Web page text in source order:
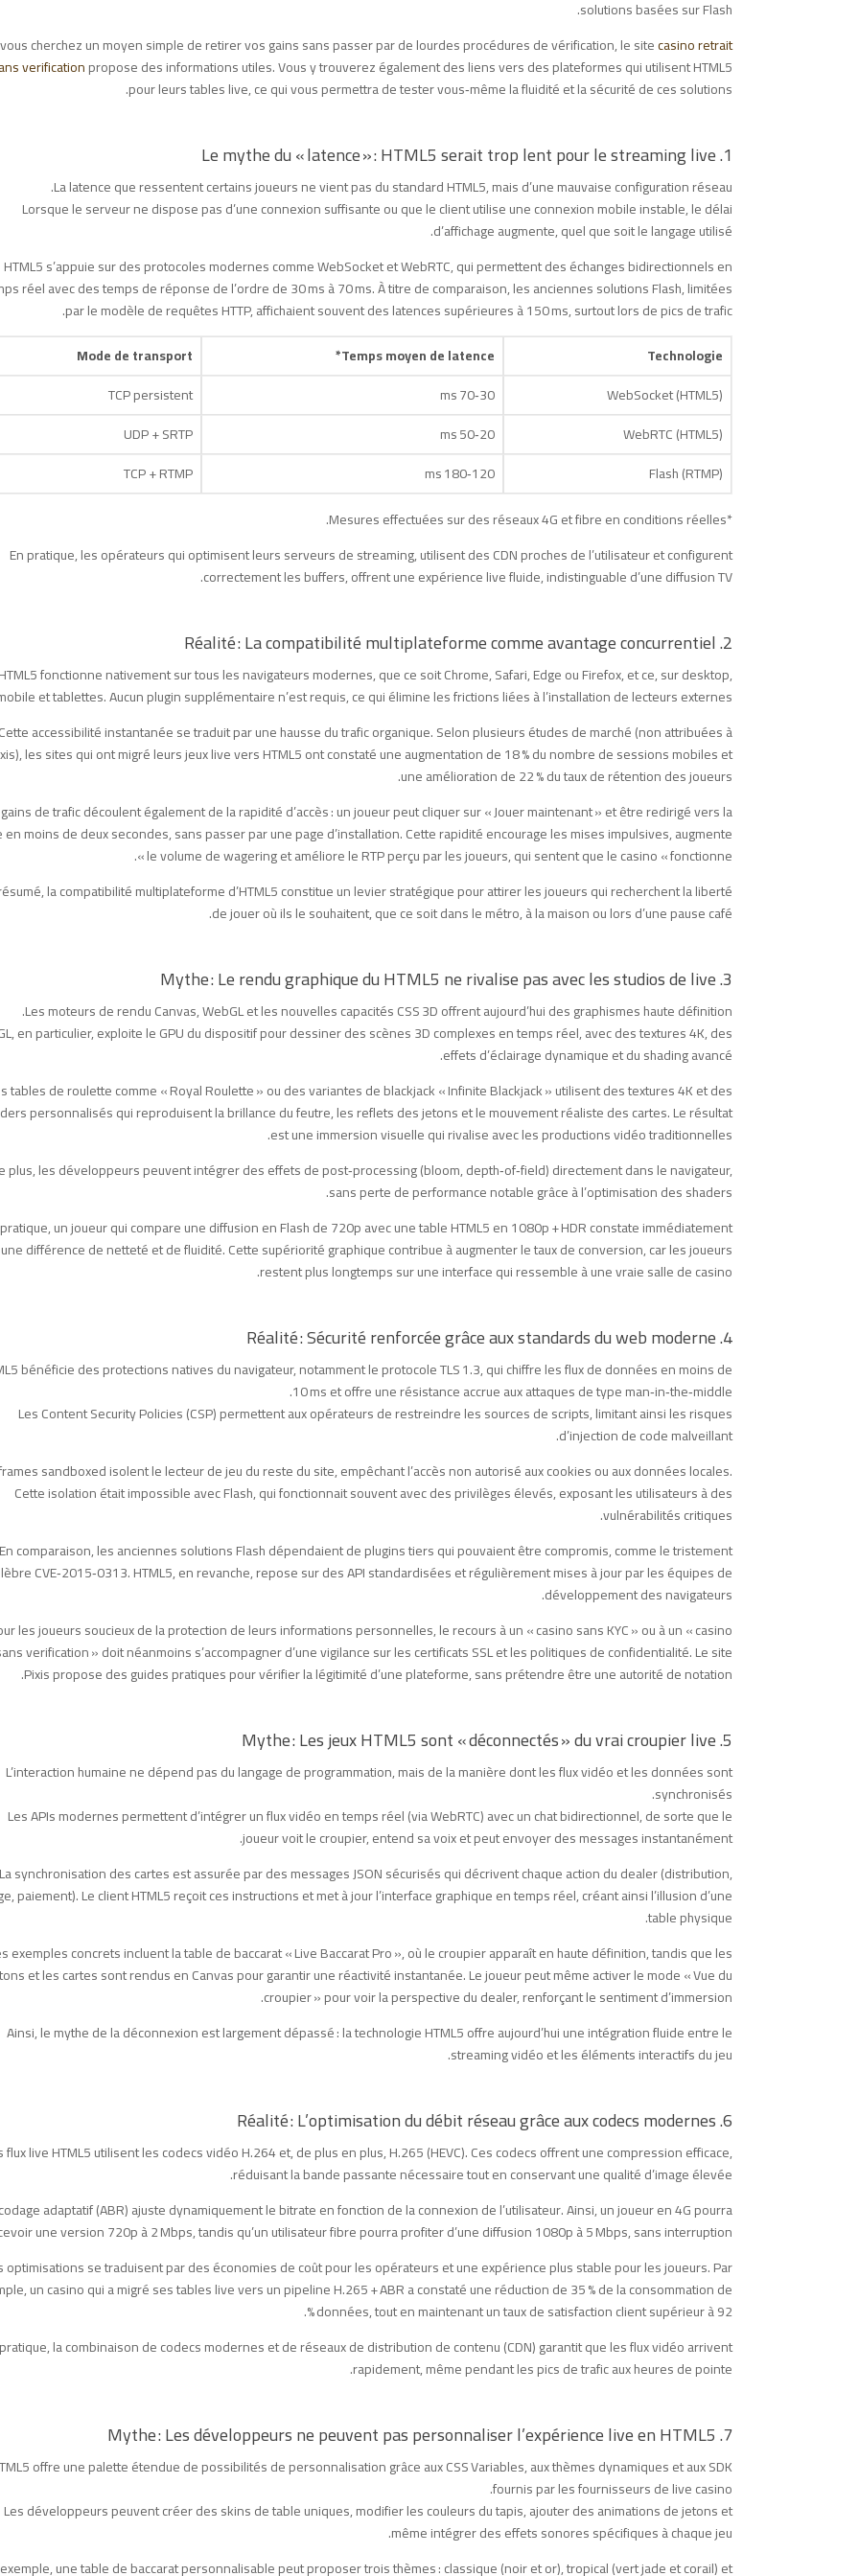
solutions basées sur Flash.
cherchez un moyen simple de retirer vos gains sans passer par de lourdes procédures de vérification, le sitecasino retrait
verificationpropose des informations utiles. Vous y trouverez également des liens vers des plateformes qui utilisent HTML5
pour leurs tables live, ce qui vous permettra de tester vous‑même la fluidité et la sécurité de ces solutions.
1. Le mythe du « latence » : HTML5 serait trop lent pour le streaming live
La latence que ressentent certains joueurs ne vient pas du standard HTML5, mais d’une mauvaise configuration réseau.
Lorsque le serveur ne dispose pas d’une connexion suffisante ou que le client utilise une connexion mobile instable, le délai
d’affichage augmente, quel que soit le langage utilisé.
HTML5 s’appuie sur des protocoles modernes comme WebSocket et WebRTC, qui permettent des échanges bidirectionnels en
réel avec des temps de réponse de l’ordre de 30 ms à 70 ms. À titre de comparaison, les anciennes solutions Flash, limitées
par le modèle de requêtes HTTP, affichaient souvent des latences supérieures à 150 ms, surtout lors de pics de trafic.
Technologie
Temps moyen de latence*
Mode de transport
WebSocket (HTML5)
30‑70 ms
TCP persistent
WebRTC (HTML5)
20‑50 ms
UDP + SRTP
Flash (RTMP)
120‑180 ms
TCP + RTMP
*Mesures effectuées sur des réseaux 4G et fibre en conditions réelles.
En pratique, les opérateurs qui optimisent leurs serveurs de streaming, utilisent des CDN proches de l’utilisateur et configurent
correctement les buffers, offrent une expérience live fluide, indistinguable d’une diffusion TV.
2. Réalité : La compatibilité multiplateforme comme avantage concurrentiel
fonctionne nativement sur tous les navigateurs modernes, que ce soit Chrome, Safari, Edge ou Firefox, et ce, sur desktop,
et tablettes. Aucun plugin supplémentaire n’est requis, ce qui élimine les frictions liées à l’installation de lecteurs externes.
accessibilité instantanée se traduit par une hausse du trafic organique. Selon plusieurs études de marché (non attribuées à
les sites qui ont migré leurs jeux live vers HTML5 ont constaté une augmentation de 18 % du nombre de sessions mobiles et
une amélioration de 22 % du taux de rétention des joueurs.
de trafic découlent également de la rapidité d’accès : un joueur peut cliquer sur « Jouer maintenant » et être redirigé vers la
en moins de deux secondes, sans passer par une page d’installation. Cette rapidité encourage les mises impulsives, augmente
le volume de wagering et améliore le RTP perçu par les joueurs, qui sentent que le casino « fonctionne ».
la compatibilité multiplateforme d’HTML5 constitue un levier stratégique pour attirer les joueurs qui recherchent la liberté
de jouer où ils le souhaitent, que ce soit dans le métro, à la maison ou lors d’une pause café.
3. Mythe : Le rendu graphique du HTML5 ne rivalise pas avec les studios de live
Les moteurs de rendu Canvas, WebGL et les nouvelles capacités CSS 3D offrent aujourd’hui des graphismes haute définition.
en particulier, exploite le GPU du dispositif pour dessiner des scènes 3D complexes en temps réel, avec des textures 4K, des
effets d’éclairage dynamique et du shading avancé.
tables de roulette comme « Royal Roulette » ou des variantes de blackjack « Infinite Blackjack » utilisent des textures 4K et des
personnalisés qui reproduisent la brillance du feutre, les reflets des jetons et le mouvement réaliste des cartes. Le résultat
est une immersion visuelle qui rivalise avec les productions vidéo traditionnelles.
plus, les développeurs peuvent intégrer des effets de post‑processing (bloom, depth‑of‑field) directement dans le navigateur,
sans perte de performance notable grâce à l’optimisation des shaders.
un joueur qui compare une diffusion en Flash de 720p avec une table HTML5 en 1080p + HDR constate immédiatement
une différence de netteté et de fluidité. Cette supériorité graphique contribue à augmenter le taux de conversion, car les joueurs
restent plus longtemps sur une interface qui ressemble à une vraie salle de casino.
4. Réalité : Sécurité renforcée grâce aux standards du web moderne
bénéficie des protections natives du navigateur, notamment le protocole TLS 1.3, qui chiffre les flux de données en moins de
10 ms et offre une résistance accrue aux attaques de type man‑in‑the‑middle.
Les Content Security Policies (CSP) permettent aux opérateurs de restreindre les sources de scripts, limitant ainsi les risques
d’injection de code malveillant.
sandboxed isolent le lecteur de jeu du reste du site, empêchant l’accès non autorisé aux cookies ou aux données locales.
Cette isolation était impossible avec Flash, qui fonctionnait souvent avec des privilèges élevés, exposant les utilisateurs à des
vulnérabilités critiques.
En comparaison, les anciennes solutions Flash dépendaient de plugins tiers qui pouvaient être compromis, comme le tristement
CVE‑2015‑0313. HTML5, en revanche, repose sur des API standardisées et régulièrement mises à jour par les équipes de
développement des navigateurs.
les joueurs soucieux de la protection de leurs informations personnelles, le recours à un « casino sans KYC » ou à un « casino
verification » doit néanmoins s’accompagner d’une vigilance sur les certificats SSL et les politiques de confidentialité. Le site
Pixis propose des guides pratiques pour vérifier la légitimité d’une plateforme, sans prétendre être une autorité de notation.
5. Mythe : Les jeux HTML5 sont « déconnectés » du vrai croupier live
L’interaction humaine ne dépend pas du langage de programmation, mais de la manière dont les flux vidéo et les données sont
synchronisés.
Les APIs modernes permettent d’intégrer un flux vidéo en temps réel (via WebRTC) avec un chat bidirectionnel, de sorte que le
joueur voit le croupier, entend sa voix et peut envoyer des messages instantanément.
La synchronisation des cartes est assurée par des messages JSON sécurisés qui décrivent chaque action du dealer (distribution,
paiement). Le client HTML5 reçoit ces instructions et met à jour l’interface graphique en temps réel, créant ainsi l’illusion d’une
table physique.
exemples concrets incluent la table de baccarat « Live Baccarat Pro », où le croupier apparaît en haute définition, tandis que les
et les cartes sont rendus en Canvas pour garantir une réactivité instantanée. Le joueur peut même activer le mode « Vue du
croupier » pour voir la perspective du dealer, renforçant le sentiment d’immersion.
Ainsi, le mythe de la déconnexion est largement dépassé : la technologie HTML5 offre aujourd’hui une intégration fluide entre le
streaming vidéo et les éléments interactifs du jeu.
6. Réalité : L’optimisation du débit réseau grâce aux codecs modernes
flux live HTML5 utilisent les codecs vidéo H.264 et, de plus en plus, H.265 (HEVC). Ces codecs offrent une compression efficace,
réduisant la bande passante nécessaire tout en conservant une qualité d’image élevée.
adaptatif (ABR) ajuste dynamiquement le bitrate en fonction de la connexion de l’utilisateur. Ainsi, un joueur en 4G pourra
une version 720p à 2 Mbps, tandis qu’un utilisateur fibre pourra profiter d’une diffusion 1080p à 5 Mbps, sans interruption.
optimisations se traduisent par des économies de coût pour les opérateurs et une expérience plus stable pour les joueurs. Par
un casino qui a migré ses tables live vers un pipeline H.265 + ABR a constaté une réduction de 35 % de la consommation de
données, tout en maintenant un taux de satisfaction client supérieur à 92 %.
la combinaison de codecs modernes et de réseaux de distribution de contenu (CDN) garantit que les flux vidéo arrivent
rapidement, même pendant les pics de trafic aux heures de pointe.
7. Mythe : Les développeurs ne peuvent pas personnaliser l’expérience live en HTML5
offre une palette étendue de possibilités de personnalisation grâce aux CSS Variables, aux thèmes dynamiques et aux SDK
fournis par les fournisseurs de live casino.
Les développeurs peuvent créer des skins de table uniques, modifier les couleurs du tapis, ajouter des animations de jetons et
même intégrer des effets sonores spécifiques à chaque jeu.
une table de baccarat personnalisable peut proposer trois thèmes : classique (noir et or), tropical (vert jade et corail) et